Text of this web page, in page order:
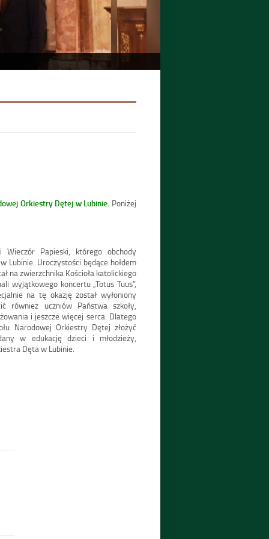
Orkiestry Dętej w Lubinie. Poniżej
Papieski, którego obchody
Lubinie. Uroczystości będące hołdem
na zwierzchnika Kościoła katolickiego
wyjątkowego koncertu „Totus Tuus”,
na tę okazję został wyłoniony
również uczniów Państwa szkoły,
i jeszcze więcej serca. Dlatego
Narodowej Orkiestry Dętej złożyć
w edukację dzieci i młodzieży,
Dęta w Lubinie.